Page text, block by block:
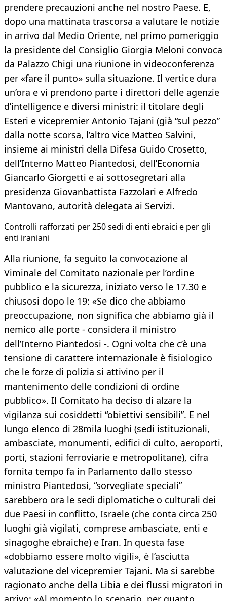
prendere precauzioni anche nel nostro Paese. E,
dopo una mattinata trascorsa a valutare le notizie
in arrivo dal Medio Oriente, nel primo pomeriggio
la presidente del Consiglio Giorgia Meloni convoca
da Palazzo Chigi una riunione in videoconferenza
per «fare il punto» sulla situazione. Il vertice dura
un’ora e vi prendono parte i direttori delle agenzie
d’intelligence e diversi ministri: il titolare degli
Esteri e vicepremier Antonio Tajani (già “sul pezzo”
dalla notte scorsa, l’altro vice Matteo Salvini,
insieme ai ministri della Difesa Guido Crosetto,
dell’Interno Matteo Piantedosi, dell’Economia
Giancarlo Giorgetti e ai sottosegretari alla
presidenza Giovanbattista Fazzolari e Alfredo
Mantovano, autorità delegata ai Servizi.
Controlli rafforzati per 250 sedi di enti ebraici e per gli
enti iraniani
Alla riunione, fa seguito la convocazione al
Viminale del Comitato nazionale per l’ordine
pubblico e la sicurezza, iniziato verso le 17.30 e
chiusosi dopo le 19: «Se dico che abbiamo
preoccupazione, non significa che abbiamo già il
nemico alle porte - considera il ministro
dell’Interno Piantedosi -. Ogni volta che c’è una
tensione di carattere internazionale è fisiologico
che le forze di polizia si attivino per il
mantenimento delle condizioni di ordine
pubblico». Il Comitato ha deciso di alzare la
vigilanza sui cosiddetti “obiettivi sensibili”. E nel
lungo elenco di 28mila luoghi (sedi istituzionali,
ambasciate, monumenti, edifici di culto, aeroporti,
porti, stazioni ferroviarie e metropolitane), cifra
fornita tempo fa in Parlamento dallo stesso
ministro Piantedosi, “sorvegliate speciali”
sarebbero ora le sedi diplomatiche o culturali dei
due Paesi in conflitto, Israele (che conta circa 250
luoghi già vigilati, comprese ambasciate, enti e
sinagoghe ebraiche) e Iran. In questa fase
«dobbiamo essere molto vigili», è l’asciutta
valutazione del vicepremier Tajani. Ma si sarebbe
ragionato anche della Libia e dei flussi migratori in